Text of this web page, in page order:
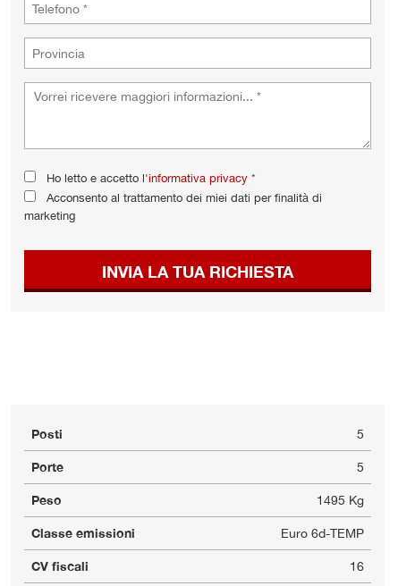
Ho letto e accetto l'informativa privacy *
Acconsento al trattamento dei miei dati per finalità di
marketing
INVIA LA TUA RICHIESTA
Posti 5
Porte 5
Peso 1495 Kg
Classe emissioni Euro 6d-TEMP
CV fiscali 16